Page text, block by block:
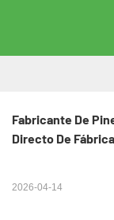
Fabricante De
Directo De Fábrica
2026-04-14